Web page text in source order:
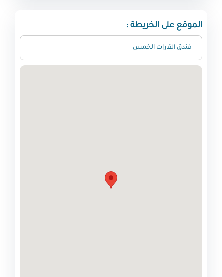
الموقع على الخريطة :